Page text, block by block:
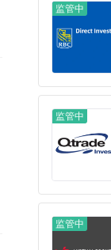
监管中
监管中
监管中